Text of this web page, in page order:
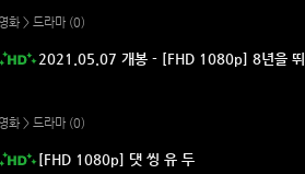
영화 > 드라마 (0)
2021.05.07 개봉 - [FHD 1080p] 8년을 뛰
영화 > 드라마 (0)
[FHD 1080p] 댓 씽 유 두